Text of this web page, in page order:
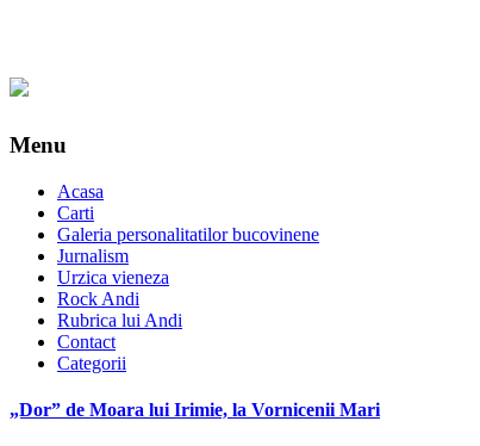
Menu
Acasa
Carti
Galeria personalitatilor bucovinene
Jurnalism
Urzica vieneza
Rock Andi
Rubrica lui Andi
Contact
Categorii
„Dor” de Moara lui Irimie, la Vornicenii Mari